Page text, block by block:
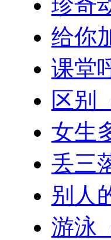
给你
课堂
区别
女生
丢三
别人
游泳